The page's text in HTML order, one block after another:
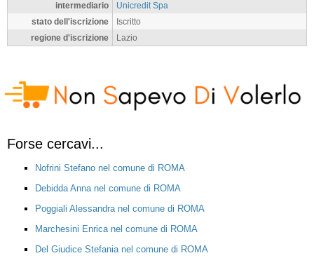
intermediario
Unicredit Spa
stato dell'iscrizione
Iscritto
regione d'iscrizione
Lazio
Forse cercavi...
Nofrini Stefano nel comune di ROMA
Debidda Anna nel comune di ROMA
Poggiali Alessandra nel comune di ROMA
Marchesini Enrica nel comune di ROMA
Del Giudice Stefania nel comune di ROMA